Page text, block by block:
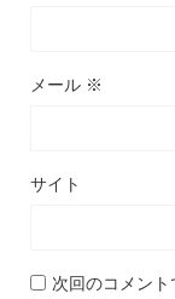
メール ※
サイト
次回のコメン